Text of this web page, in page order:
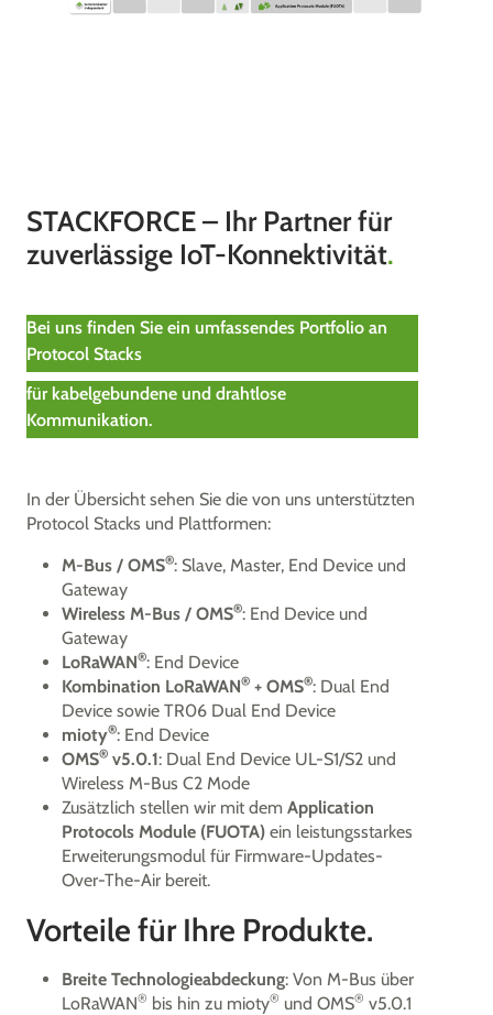
STACKFORCE – Ihr Partner für
zuverlässige IoT-Konnektivität.
Bei uns finden Sie ein umfassendes Portfolio an
Protocol Stacks
für kabelgebundene und drahtlose
Kommunikation.
In der Übersicht sehen Sie die von uns unterstützten
Protocol Stacks und Plattformen:
M-Bus / OMS®: Slave, Master, End Device und
Gateway
Wireless M-Bus / OMS®: End Device und
Gateway
LoRaWAN®: End Device
Kombination LoRaWAN® + OMS®: Dual End
Device sowie TR06 Dual End Device
mioty®: End Device
OMS® v5.0.1: Dual End Device UL-S1/S2 und
Wireless M-Bus C2 Mode
Zusätzlich stellen wir mit demApplication
Protocols Module (FUOTA) ein leistungsstarkes
Erweiterungsmodul für Firmware-Updates-
Over-The-Air bereit.
Vorteile für Ihre Produkte.
Breite Technologieabdeckung: Von M-Bus über
LoRaWAN® bis hin zu mioty® und OMS® v5.0.1